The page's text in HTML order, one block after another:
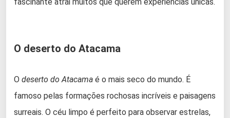
O deserto do Atacama
O deserto do Atacama é o mais seco do mundo. É
famoso pelas formações rochosas incríveis e paisagens
surreais. O céu limpo é perfeito para observar estrelas,